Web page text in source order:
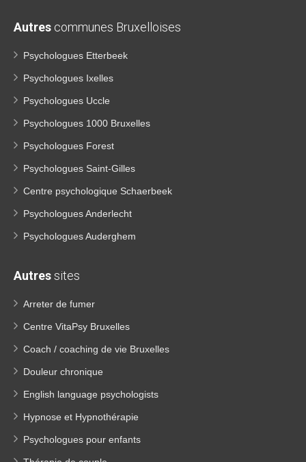
Autres communes Bruxelloises
Psychologues Etterbeek
Psychologues Ixelles
Psychologues Uccle
Psychologues 1000 Bruxelles
Psychologues Forest
Psychologues Saint-Gilles
Centre psychologique Schaerbeek
Psychologues Anderlecht
Psychologues Auderghem
Autressites
Arreter de fumer
Centre VitaPsy Bruxelles
Coach / coaching de vie Bruxelles
Douleur chronique
English language psychologists
Hypnose et Hypnothérapie
Psychologues pour enfants